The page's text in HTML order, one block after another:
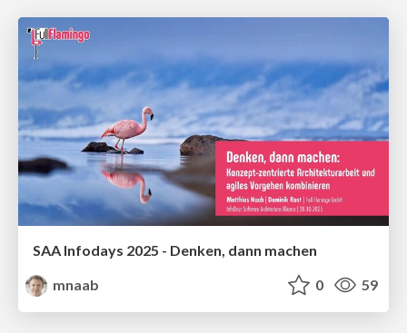
SAA Infodays 2025 - Denken, dann machen
mnaab
0 59